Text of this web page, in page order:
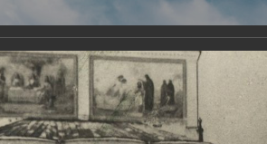
Сайт